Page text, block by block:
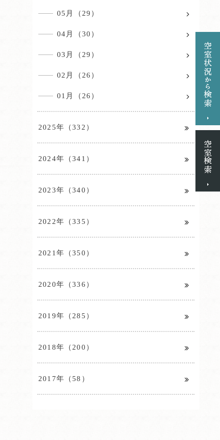
05月（29）
04月（30）
03月（29）
02月（26）
01月（26）
2025年（332）
2024年（341）
2023年（340）
2022年（335）
2021年（350）
2020年（336）
2019年（285）
2018年（200）
2017年（58）